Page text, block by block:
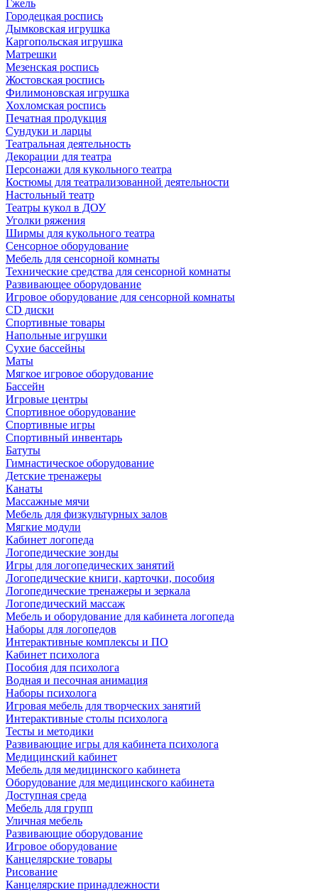
Гжель
Городецкая роспись
Дымковская игрушка
Каргопольская игрушка
Матрешки
Мезенская роспись
Жостовская роспись
Филимоновская игрушка
Хохломская роспись
Печатная продукция
Сундуки и ларцы
Театральная деятельность
Декорации для театра
Персонажи для кукольного театра
Костюмы для театрализованной деятельности
Настольный театр
Театры кукол в ДОУ
Уголки ряжения
Ширмы для кукольного театра
Сенсорное оборудование
Мебель для сенсорной комнаты
Технические средства для сенсорной комнаты
Развивающее оборудование
Игровое оборудование для сенсорной комнаты
CD диски
Спортивные товары
Напольные игрушки
Сухие бассейны
Маты
Мягкое игровое оборудование
Бассейн
Игровые центры
Спортивное оборудование
Спортивные игры
Спортивный инвентарь
Батуты
Гимнастическое оборудование
Детские тренажеры
Канаты
Массажные мячи
Мебель для физкультурных залов
Мягкие модули
Кабинет логопеда
Логопедические зонды
Игры для логопедических занятий
Логопедические книги, карточки, пособия
Логопедические тренажеры и зеркала
Логопедический массаж
Мебель и оборудование для кабинета логопеда
Наборы для логопедов
Интерактивные комплексы и ПО
Кабинет психолога
Пособия для психолога
Водная и песочная анимация
Наборы психолога
Игровая мебель для творческих занятий
Интерактивные столы психолога
Тесты и методики
Развивающие игры для кабинета психолога
Медицинский кабинет
Мебель для медицинского кабинета
Оборудование для медицинского кабинета
Доступная среда
Мебель для групп
Уличная мебель
Развивающие оборудование
Игровое оборудование
Канцелярские товары
Рисование
Канцелярские принадлежности